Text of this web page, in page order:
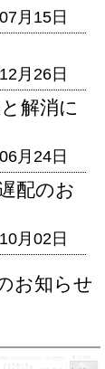
月15日
月26日
解消に
月24日
配のお
月02日
お知らせ